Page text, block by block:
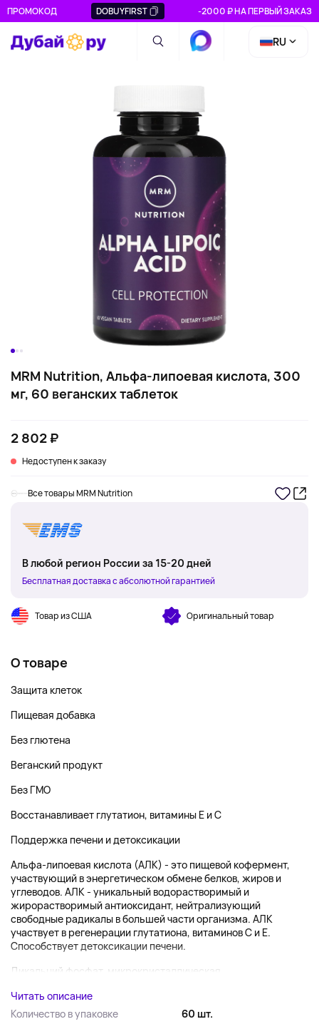
ПРОМОКОД DOBUYFIRST -2000 ₽ НА ПЕРВЫЙ ЗАКАЗ
RU
MRM Nutrition, Альфа-липоевая кислота, 300
мг, 60 веганских таблеток
2 802 ₽
Недоступен к заказу
Все товары MRM Nutrition
В любой регион России за 15-20 дней
Бесплатная доставка с абсолютной гарантией
Товар из США Оригинальный товар
О товаре
Защита клеток
Пищевая добавка
Без глютена
Веганский продукт
Без ГМО
Восстанавливает глутатион, витамины E и C
Поддержка печени и детоксикации
Альфа-липоевая кислота (АЛК) - это пищевой кофермент,
участвующий в энергетическом обмене белков, жиров и
углеводов. АЛК - уникальный водорастворимый и
жирорастворимый антиоксидант, нейтрализующий
свободные радикалы в большей части организма. АЛК
участвует в регенерации глутатиона, витаминов С и Е.
Способствует детоксикации печени.
Дикальций фосфат, микрокристаллическая...
Читать описание
Количество в упаковке
60 шт.